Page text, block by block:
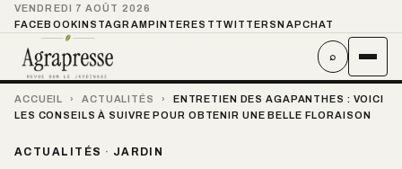
VENDREDI 7 AOÛT 2026
FACEBOOKINSTAGRAMPINTEREST TWITTER SNAPCHAT
⌕
ACCUEIL › ACTUALITÉS ›
ENTRETIEN DES AGAPANTHES : VOICI
LES CONSEILS À SUIVRE POUR OBTENIR UNE BELLE FLORAISON
ACTUALITÉS · JARDIN